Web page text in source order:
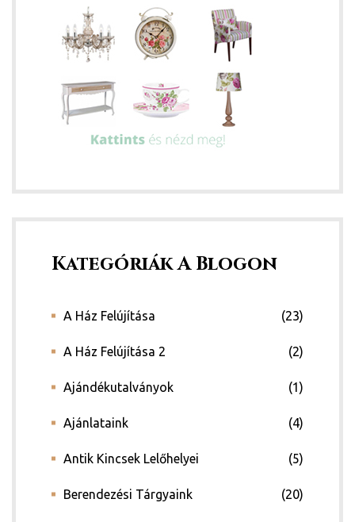
Kategóriák A Blogon
A Ház Felújítása (23)
A Ház Felújítása 2 (2)
Ajándékutalványok (1)
Ajánlataink (4)
Antik Kincsek Lelőhelyei (5)
Berendezési Tárgyaink (20)